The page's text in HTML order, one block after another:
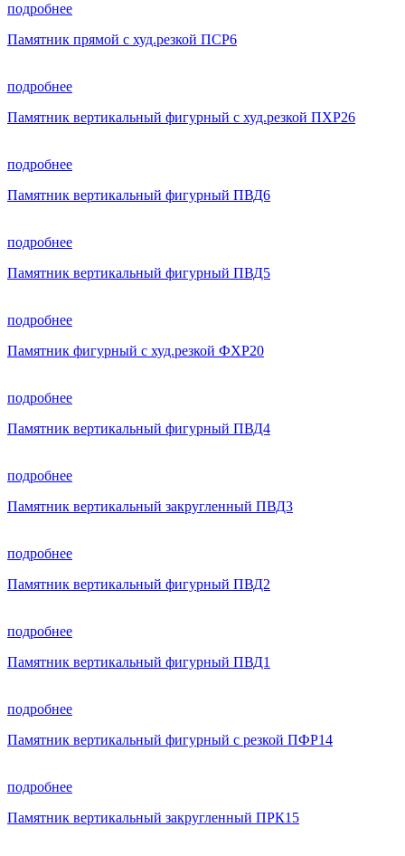
подробнее
Памятник прямой с худ.резкой ПСР6
подробнее
Памятник вертикальный фигурный с худ.резкой ПХР26
подробнее
Памятник вертикальный фигурный ПВД6
подробнее
Памятник вертикальный фигурный ПВД5
подробнее
Памятник фигурный с худ.резкой ФХР20
подробнее
Памятник вертикальный фигурный ПВД4
подробнее
Памятник вертикальный закругленный ПВД3
подробнее
Памятник вертикальный фигурный ПВД2
подробнее
Памятник вертикальный фигурный ПВД1
подробнее
Памятник вертикальный фигурный с резкой ПФР14
подробнее
Памятник вертикальный закругленный ПРК15